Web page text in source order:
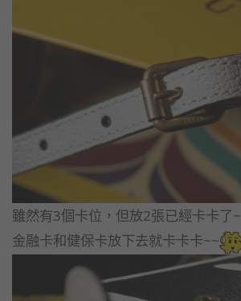
雖然有3個卡位，但放2張已經卡卡了~
金融卡和健保卡放下去就卡卡卡~~